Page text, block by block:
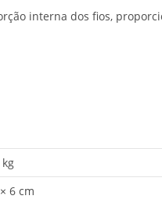
interna dos fios,
6 cm